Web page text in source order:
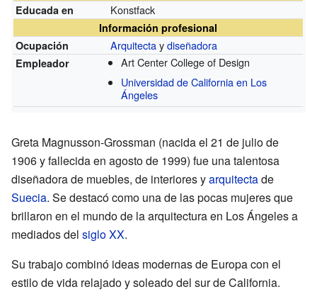
Educada en
Konstfack
Información profesional
Ocupación
Arquitectaydiseñadora
Empleador
Art Center College of Design
Universidad de California en Los
Ángeles
Greta Magnusson-Grossman (nacida el 21 de julio de
1906 y fallecida en agosto de 1999) fue una talentosa
diseñadora de muebles, de interiores yarquitectade
Suecia. Se destacó como una de las pocas mujeres que
brillaron en el mundo de la arquitectura en Los Ángeles a
mediados del siglo XX.
Su trabajo combinó ideas modernas de Europa con el
estilo de vida relajado y soleado del sur de California.